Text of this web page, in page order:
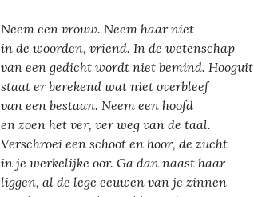
Neem een vrouw. Neem haar niet
in de woorden, vriend. In de wetenschap
van een gedicht wordt niet bemind. Hooguit
staat er berekend wat niet overbleef
van een bestaan. Neem een hoofd
en zoen het ver, ver weg van de taal.
Verschroei een schoot en hoor, de zucht
in je werkelijke oor. Ga dan naast haar
liggen, al de lege eeuwen van je zinnen